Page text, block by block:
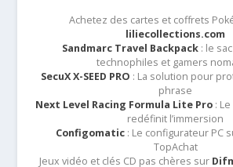
Achetez des cartes et coffrets
liliecollections.com
Sandmarc Travel Backpack : le
technophiles et gamers
SecuX X-SEED PRO : La solution pour
phrase
Next Level Racing Formula Lite Pro: Le
redéfinit l’immersion
Configomatic: Le configurateur PC
TopAchat
Jeux vidéo et clés CD pas chères sur